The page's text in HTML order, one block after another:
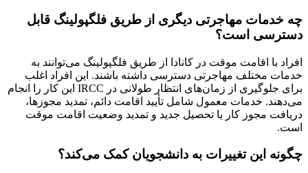
چه خدمات مهاجرتی دیگری از طریق فلگپولینگ قابل
دسترسی است؟
افراد با اقامت موقت در کانادا از طریق فلگپولینگ می‌توانند به
خدمات مختلف مهاجرتی دسترسی داشته باشند. این افراد اغلب
برای جلوگیری از زمان‌های انتظار طولانی در IRCC این کار را انجام
می‌دهند. خدمات معمول شامل تأیید اقامت دائم، تمدید مجوزها،
دریافت مجوز کار یا تحصیل جدید و تمدید وضعیت اقامت موقت
است.
چگونه این تغییرات به دانشجویان کمک می‌کند؟